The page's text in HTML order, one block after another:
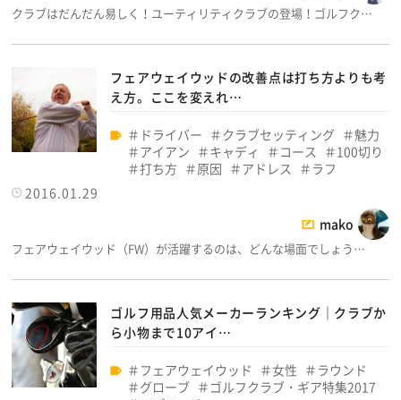
クラブはだんだん易しく！ユーティリティクラブの登場！ゴルフク…
フェアウェイウッドの改善点は打ち方よりも考
え方。ここを変えれ…
ドライバー クラブセッティング
魅力
アイアン
キャディ コース
100切り
打ち方
原因 アドレス
ラフ
2016.01.29
mako
フェアウェイウッド（FW）が活躍するのは、どんな場面でしょう…
ゴルフ用品人気メーカーランキング｜クラブか
ら小物まで10アイ…
フェアウェイウッド 女性
ラウンド
グローブ
ゴルフクラブ・ギア特集2017